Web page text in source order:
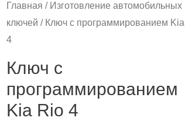
Главная / Изготовление автомобильных
ключей / Ключ с программированием
4
Ключ с
программированием
Kia Rio 4